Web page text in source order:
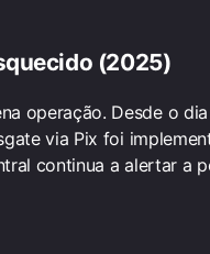
(2025)
operação. Desde o dia
via Pix foi
continua a alertar a